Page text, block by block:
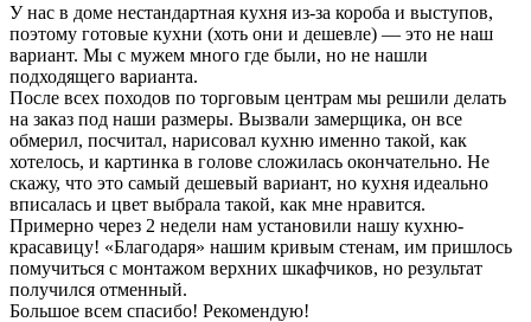
У нас в доме нестандартная кухня из-за короба и выступов,
поэтому готовые кухни (хоть они и дешевле) — это не наш
вариант. Мы с мужем много где были, но не нашли
подходящего варианта.
После всех походов по торговым центрам мы решили делать
на заказ под наши размеры. Вызвали замерщика, он все
обмерил, посчитал, нарисовал кухню именно такой, как
хотелось, и картинка в голове сложилась окончательно. Не
скажу, что это самый дешевый вариант, но кухня идеально
вписалась и цвет выбрала такой, как мне нравится.
Примерно через 2 недели нам установили нашу кухню-
красавицу! «Благодаря» нашим кривым стенам, им пришлось
помучиться с монтажом верхних шкафчиков, но результат
получился отменный.
Большое всем спасибо! Рекомендую!